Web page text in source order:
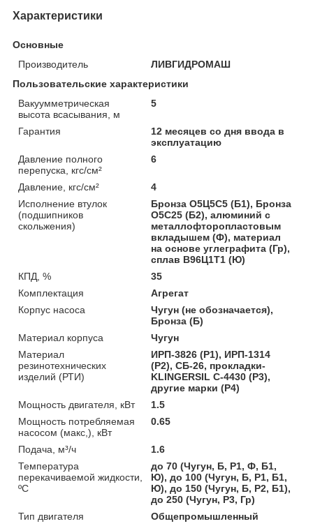
Характеристики
Основные
Производитель
ЛИВГИДРОМАШ
Пользовательские характеристики
Вакуумметрическая
высота всасывания, м
5
Гарантия
12 месяцев со дня ввода в
эксплуатацию
Давление полного
перепуска, кгс/см²
6
Давление, кгс/см²
4
Исполнение втулок
(подшипников
скольжения)
Бронза О5Ц5С5 (Б1), Бронза
О5С25 (Б2), алюминий с
металлофторопластовым
вкладышем (Ф), материал
на основе углеграфита (Гр),
сплав B96Ц1Т1 (Ю)
КПД, %
35
Комплектация
Агрегат
Корпус насоса
Чугун (не обозначается),
Бронза (Б)
Материал корпуса
Чугун
Материал
резинотехнических
изделий (РТИ)
ИРП-3826 (Р1), ИРП-1314
(Р2), СБ-26, прокладки-
KLINGERSIL C-4430 (Р3),
другие марки (Р4)
Мощность двигателя, кВт
1.5
Мощность потребляемая
насосом (макс,), кВт
0.65
Подача, м³/ч
1.6
Температура
перекачиваемой жидкости,
ºС
до 70 (Чугун, Б, Р1, Ф, Б1,
Ю), до 100 (Чугун, Б, Р1, Б1,
Ю), до 150 (Чугун, Б, Р2, Б1),
до 250 (Чугун, Р3, Гр)
Тип двигателя
Общепромышленный